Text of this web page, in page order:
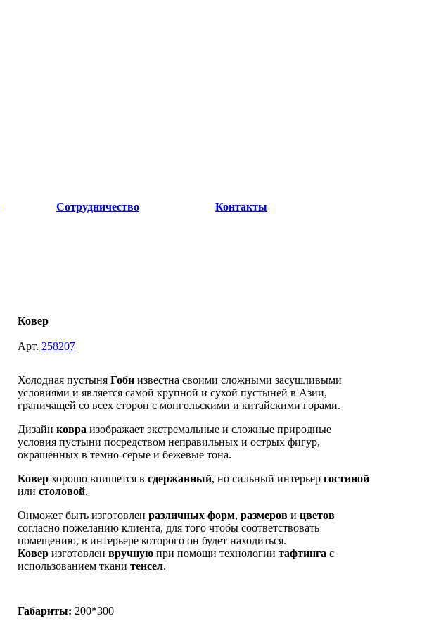
Сотрудничество Контакты
Ковер
Арт. 258207
Холодная пустыня Гоби известна своими сложными засушливыми
условиями и является самой крупной и сухой пустыней в Азии,
граничащей со всех сторон с монгольскими и китайскими горами.
Дизайн ковра изображает экстремальные и сложные природные
условия пустыни посредством неправильных и острых фигур,
окрашенных в темно-серые и бежевые тона.
Ковер хорошо впишется в сдержанный, но сильный интерьер гостиной
или столовой.
Онможет быть изготовлен различных форм, размеров и цветов
согласно пожеланию клиента, для того чтобы соответствовать
помещению, в интерьере которого он будет находиться.
Ковер изготовлен вручную при помощи технологии тафтинга с
использованием ткани тенсел.
Габариты: 200*300